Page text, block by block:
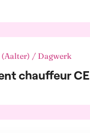
(Aalter) / Dagwerk
chauffeur CE